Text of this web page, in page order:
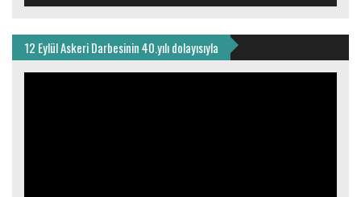
12 Eylül Askeri Darbesinin 40.yılı dolayısıyla